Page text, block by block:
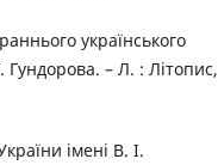
українського
– Л. : Літопис,
імені В. І.